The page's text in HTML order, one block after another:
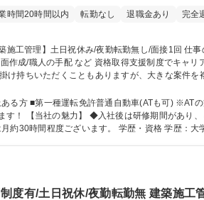
時間20時間以内 転勤なし 退職金あり 完全
ど 資格取得支援制度でキャリアアップも可能です！ ★基本1人1
け持ちいただくこともありますが、大きな案件
場/富士フイルム関連企業南足柄工場・海老名工場/官公庁 など
の経験や修繕の経験
す！ 【当社の魅力】 ◆入社後は研修期間があり
専 短大 専修学校 高校 語学力： 資格：第一種運転免許普
度有/土日祝休/夜勤転勤無 建築施工